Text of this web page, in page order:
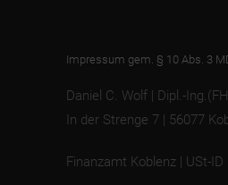
Impressum gem. § 10 Abs. 3
Daniel C. Wolf | Dipl.-
In der Strenge 7 | 56077
Finanzamt Koblenz | USt-